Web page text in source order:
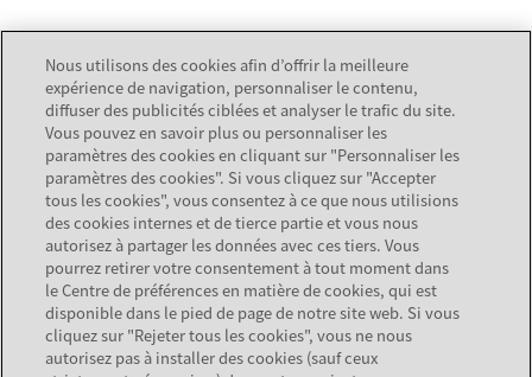
Supports’ouvre dans un nouvel onglet
Documentations’ouvre dans un nouvel onglet
Services
Recherche de partenaire
SOCIÉTÉ
À propos de nous
Carrières
Nous utilisons des cookies afin d’offrir la meilleure
expérience de navigation, personnaliser le contenu,
diffuser des publicités ciblées et analyser le trafic du site.
Vous pouvez en savoir plus ou personnaliser les
paramètres des cookies en cliquant sur "Personnaliser les
paramètres des cookies". Si vous cliquez sur "Accepter
tous les cookies", vous consentez à ce que nous utilisions
des cookies internes et de tierce partie et vous nous
autorisez à partager les données avec ces tiers. Vous
pourrez retirer votre consentement à tout moment dans
le Centre de préférences en matière de cookies, qui est
disponible dans le pied de page de notre site web. Si vous
cliquez sur "Rejeter tous les cookies", vous ne nous
autorisez pas à installer des cookies (sauf ceux